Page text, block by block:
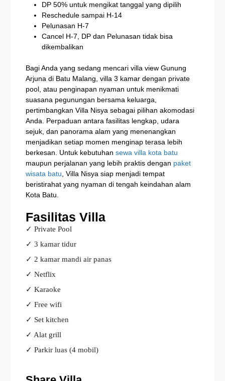
DP 50% untuk mengikat tanggal yang dipilih
Reschedule sampai H-14
Pelunasan H-7
Cancel H-7, DP dan Pelunasan tidak bisa
dikembalikan
Bagi Anda yang sedang mencari villa view Gunung
Arjuna di Batu Malang, villa 3 kamar dengan private
pool, atau penginapan nyaman untuk menikmati
suasana pegunungan bersama keluarga,
pertimbangkan Villa Nisya sebagai pilihan akomodasi
Anda. Perpaduan antara fasilitas lengkap, udara
sejuk, dan panorama alam yang menenangkan
menjadikan setiap momen menginap terasa lebih
berkesan. Untuk kebutuhan sewa villa kota batu
maupun perjalanan yang lebih praktis dengan paket
wisata batu , Villa Nisya siap menjadi tempat
beristirahat yang nyaman di tengah keindahan alam
Kota Batu.
Fasilitas Villa
✓ Private Pool
✓ 3 kamar tidur
✓ 2 kamar mandi air panas
✓ Netflix
✓ Karaoke
✓ Free wifi
✓ Set kitchen
✓ Alat grill
✓ Parkir luas (4 mobil)